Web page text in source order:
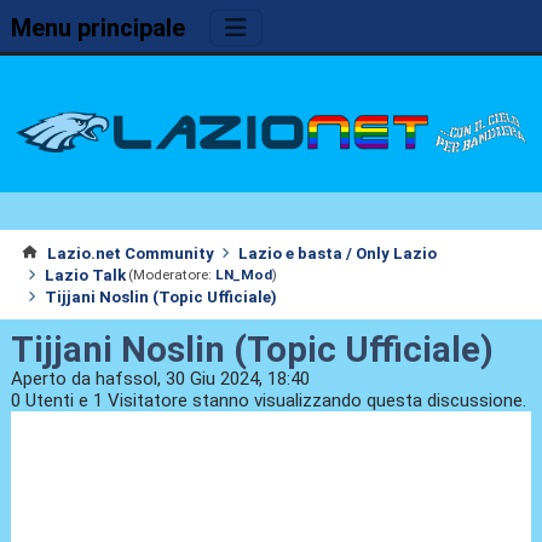
Menu principale
Lazio.net Community
Lazio e basta / Only Lazio
Lazio Talk (Moderatore: LN_Mod)
Tijjani Noslin (Topic Ufficiale)
Tijjani Noslin (Topic Ufficiale)
Aperto da hafssol, 30 Giu 2024, 18:40
0 Utenti e 1 Visitatore stanno visualizzando questa discussione.